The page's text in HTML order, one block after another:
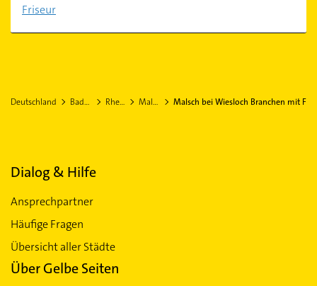
Friseur
Deutschland Baden-Württemberg Rhein-Neckar-Kreis Malsch bei Wiesloch Malsch bei Wiesloch Branchen mit F
Dialog & Hilfe
Ansprechpartner
Häufige Fragen
Übersicht aller Städte
Über Gelbe Seiten